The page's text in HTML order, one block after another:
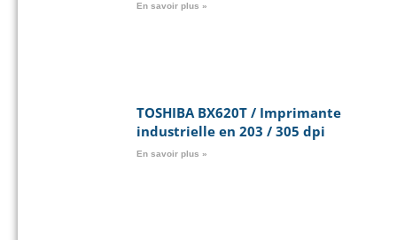
En savoir plus »
TOSHIBA BX620T / Imprimante
industrielle en 203 / 305 dpi
En savoir plus »